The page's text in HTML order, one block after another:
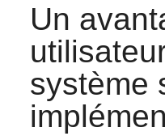
Un
système